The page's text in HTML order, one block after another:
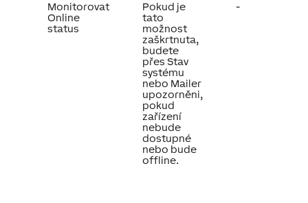
Monitorovat
Online
status
Pokud je
tato
možnost
zaškrtnuta,
budete
přes Stav
systému
nebo Mailer
upozorněni,
pokud
zařízení
nebude
dostupné
nebo bude
offline.
-